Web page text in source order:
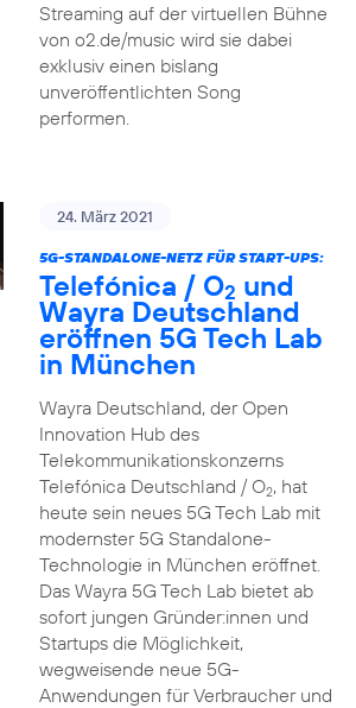
Streaming auf der virtuellen Bühne
von o2.de/music wird sie dabei
exklusiv einen bislang
unveröffentlichten Song
performen.
24. März 2021
5G-STANDALONE-NETZ FÜR START-UPS:
Telefónica / O2 und
Wayra Deutschland
eröffnen 5G Tech Lab
in München
Wayra Deutschland, der Open
Innovation Hub des
Telekommunikationskonzerns
Telefónica Deutschland / O2, hat
heute sein neues 5G Tech Lab mit
modernster 5G Standalone-
Technologie in München eröffnet.
Das Wayra 5G Tech Lab bietet ab
sofort jungen Gründer:innen und
Startups die Möglichkeit,
wegweisende neue 5G-
Anwendungen für Verbraucher und